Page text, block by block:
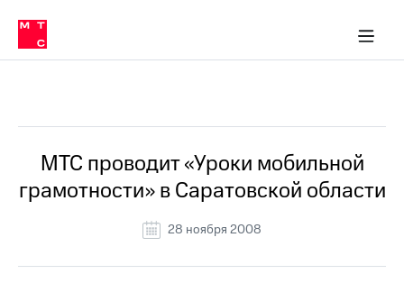
Медиа-центр
и акционерам
Устойчивое развитие
Комплаенс и деловая этика
компании
Карьера
История
компании
Руководство
в МТС
Пресс-
релизы
о технологиях
МТС проводит «Уроки мобильной
грамотности» в Саратовской области
28 ноября 2008